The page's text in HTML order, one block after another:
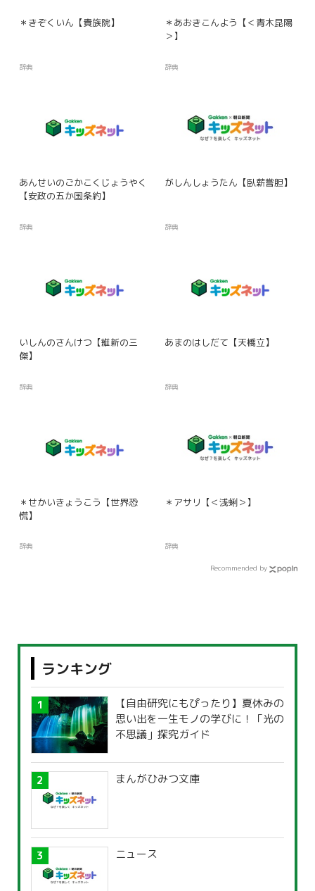
＊きぞくいん【貴族院】
辞典
＊あおきこんよう【＜青木昆陽
＞】
辞典
あんせいのごかこくじょうやく
【安政の五か国条約】
辞典
がしんしょうたん【臥薪嘗胆】
辞典
いしんのさんけつ【維新の三
傑】
辞典
あまのはしだて【天橋立】
辞典
＊せかいきょうこう【世界恐
慌】
辞典
＊アサリ【＜浅蜊＞】
辞典
Recommended by
ランキング
【自由研究にもぴったり】夏休みの
思い出を一生モノの学びに！「光の
不思議」探究ガイド
まんがひみつ文庫
ニュース